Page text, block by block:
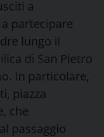
a
partecipare
lungo il
di San Pietro
In particolare,
piazza
che
passaggio